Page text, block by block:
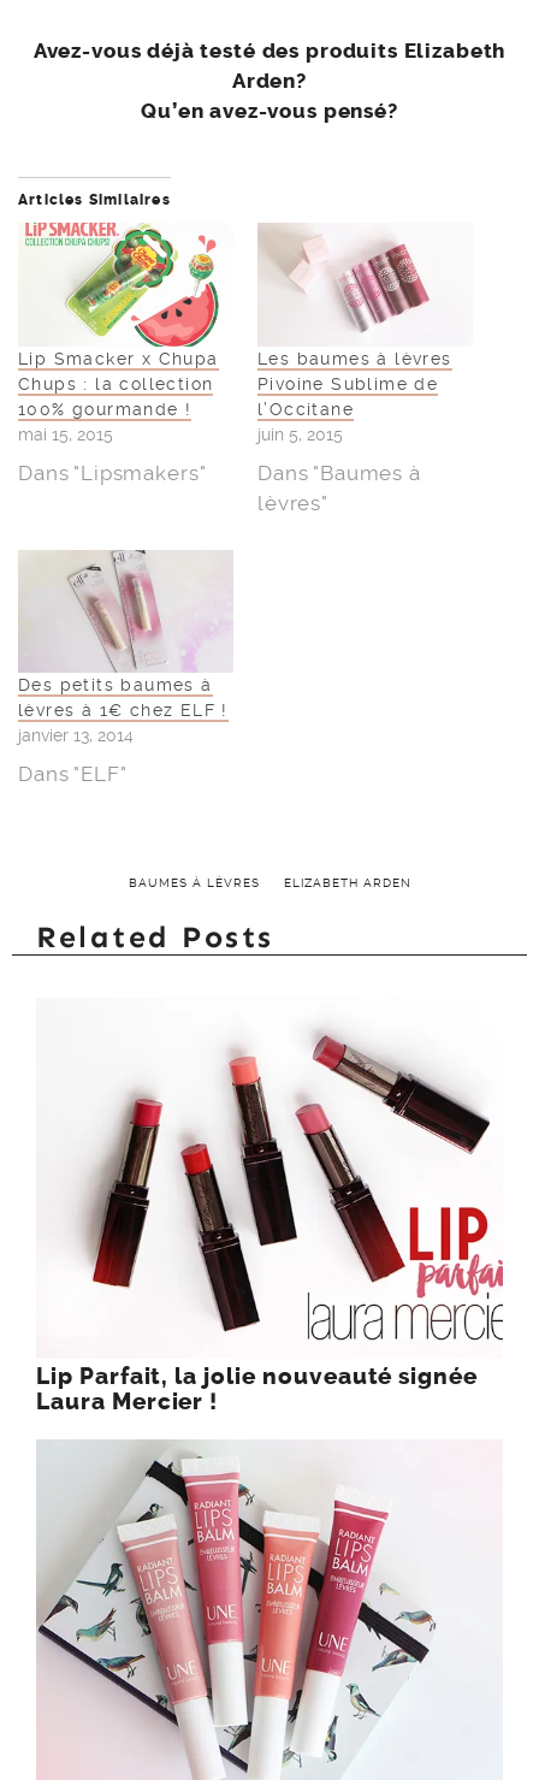
Avez-vous déjà testé des produits Elizabeth
Arden?
Qu’en avez-vous pensé?
Articles Similaires
Lip Smacker x Chupa
Chups : la collection
100% gourmande !
mai 15, 2015
Dans "Lipsmakers"
Les baumes à lèvres
Pivoine Sublime de
l’Occitane
juin 5, 2015
Dans "Baumes à
lèvres"
Des petits baumes à
lèvres à 1€ chez ELF !
janvier 13, 2014
Dans "ELF"
BAUMES À LÈVRES ELIZABETH ARDEN
Related Posts
Lip Parfait, la jolie nouveauté signée
Laura Mercier !